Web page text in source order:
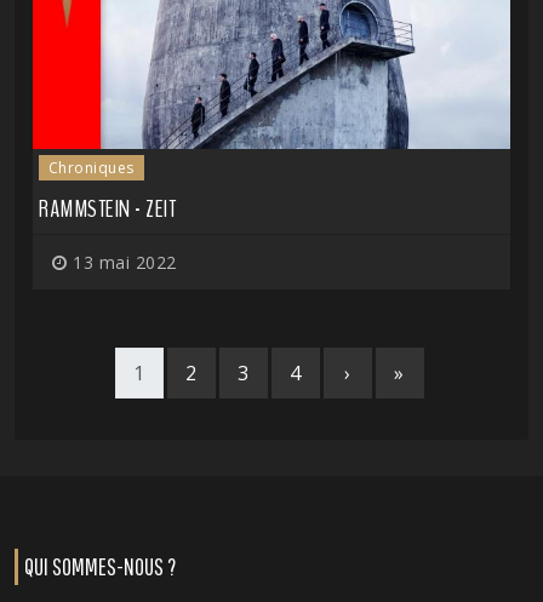
Chroniques
RAMMSTEIN - ZEIT
13 mai 2022
1 2 3 4 › »
QUI SOMMES-NOUS ?